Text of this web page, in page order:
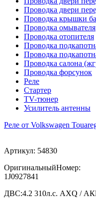
Проводка двери
Проводка крышки
Проводка омывателя
Проводка отопителя
Проводка
Проводка
Проводка салона
Проводка форсунок
Реле
Стартер
ТV-тюнер
Усилитель антенны
Реле от Volkswagen
Артикул: 54830
ОригинальныйНомер:
1J0927841
ДВС:4.2 310л.с. AXQ /